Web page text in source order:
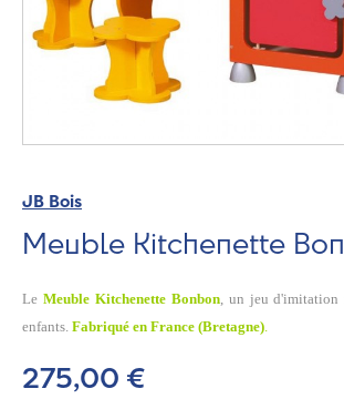
JB Bois
Meuble Kitchenette
Le Meuble Kitchenette Bonbon, un jeu d'imitation
enfants. Fabriqué en France (Bretagne).
275,00 €